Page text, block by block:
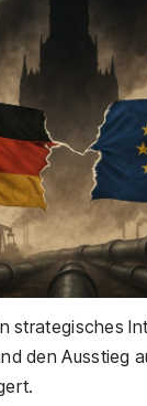
strategisches
den Ausstieg